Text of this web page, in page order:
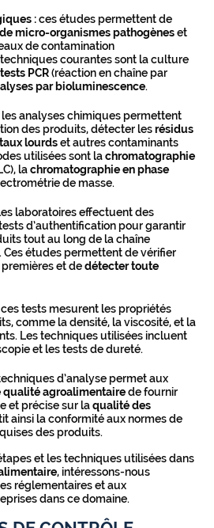
:ces études permettent de
micro-organismes pathogèneset
de contamination
courantes sont la culture
tests PCR(réaction en chaîne par
par bioluminescence.
les analyses chimiques permettent
des produits, détecter lesrésidus
lourdset autres contaminants
utilisées sont lachromatographie
lachromatographie en phase
de masse.
laboratoires effectuent des
d’authentification pour garantir
tout au long de la chaîne
Ces études permettent de vérifier
premières et dedétecter toute
ces tests mesurent les propriétés
comme la densité, la viscosité, et la
Les techniques utilisées incluent
et les tests de dureté.
d’analyse permet aux
qualité agroalimentairede fournir
et précise sur laqualité des
ainsi la conformité aux normes de
des produits.
et les techniques utilisées dans
, intéressons-nous
réglementaires et aux
dans ce domaine.